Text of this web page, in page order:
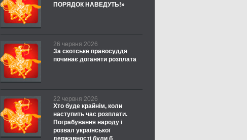
ПОРЯДОК НАВЕДУТЬ!»
26 червня 2026
За скотське правосуддя
починає доганяти розплата
22 червня 2026
Хто буде крайнім, коли
наступить час розплати.
Пограбування народу і
розвал української
державності були б